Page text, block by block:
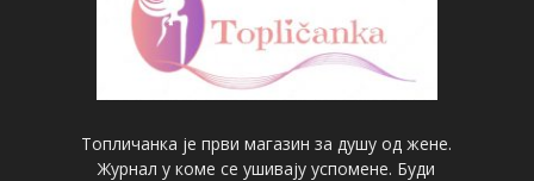
Топличанка је први магазин за душу од жене.
Журнал у коме се ушивају успомене. Буди